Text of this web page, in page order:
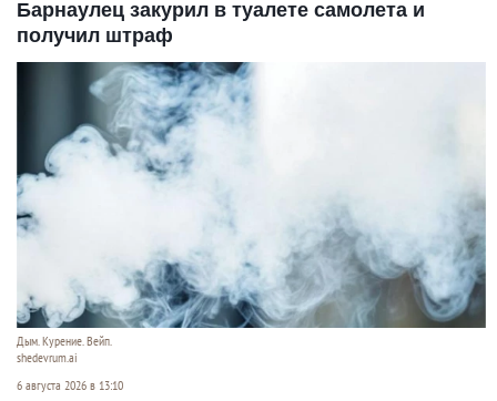
Барнаулец закурил в туалете самолета и
получил штраф
Дым. Курение. Вейп.
shedevrum.ai
6 августа 2026 в 13:10